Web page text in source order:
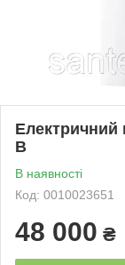
Електричний
В
В наявності
Код: 0010023651
48 000 ₴